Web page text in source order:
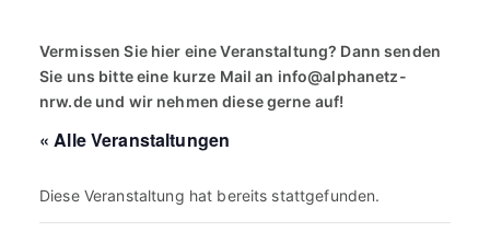
Vermissen Sie hier eine Veranstaltung? Dann senden
Sie uns bitte eine kurze Mail an info@alphanetz-
nrw.deund wir nehmen diese gerne auf!
« Alle Veranstaltungen
Diese Veranstaltung hat bereits stattgefunden.